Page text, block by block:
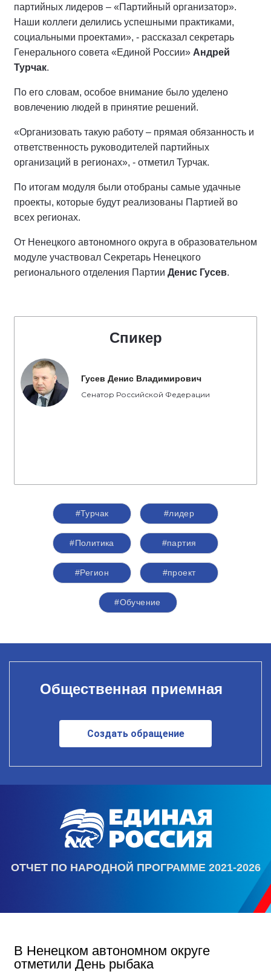
партийных лидеров – «Партийный организатор».
Наши коллеги делились успешными практиками,
социальными проектами», - рассказал секретарь
Генерального совета «Единой России» Андрей
Турчак.
По его словам, особое внимание было уделено
вовлечению людей в принятие решений.
«Организовать такую работу – прямая обязанность и
ответственность руководителей партийных
организаций в регионах», - отметил Турчак. ⠀
По итогам модуля были отобраны самые удачные
проекты, которые будут реализованы Партией во
всех регионах.
От Ненецкого автономного округа в образовательном
модуле участвовал Секретарь Ненецкого
регионального отделения Партии Денис Гусев.
Спикер
Гусев Денис Владимирович
Сенатор Российской Федерации
#Турчак #лидер
#Политика #партия
#Регион #проект
#Обучение
Общественная приемная
Создать обращение
ОТЧЕТ ПО НАРОДНОЙ ПРОГРАММЕ 2021-2026
В Ненецком автономном округе
отметили День рыбака